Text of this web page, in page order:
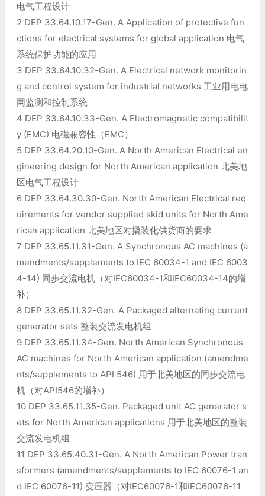
电气工程设计
2 DEP 33.64.10.17-Gen. A Application of protective fun
ctions for electrical systems for global application 电气
系统保护功能的应用
3 DEP 33.64.10.32-Gen. A Electrical network monitorin
g and control system for industrial networks 工业用电电
网监测和控制系统
4 DEP 33.64.10.33-Gen. A Electromagnetic compatibilit
y (EMC) 电磁兼容性（EMC）
5 DEP 33.64.20.10-Gen. A North American Electrical en
gineering design for North American application 北美地
区电气工程设计
6 DEP 33.64.30.30-Gen. North American Electrical req
uirements for vendor supplied skid units for North Ame
rican application 北美地区对撬装化供货商的要求
7 DEP 33.65.11.31-Gen. A Synchronous AC machines (a
mendments/supplements to IEC 60034-1 and IEC 6003
4-14) 同步交流电机（对IEC60034-1和IEC60034-14的增
补）
8 DEP 33.65.11.32-Gen. A Packaged alternating current
generator sets 整装交流发电机组
9 DEP 33.65.11.34-Gen. North American Synchronous
AC machines for North American application (amendme
nts/supplements to API 546) 用于北美地区的同步交流电
机（对API546的增补）
10 DEP 33.65.11.35-Gen. Packaged unit AC generator s
ets for North American applications 用于北美地区的整装
交流发电机组
11 DEP 33.65.40.31-Gen. A North American Power tran
sformers (amendments/supplements to IEC 60076-1 an
d IEC 60076-11) 变压器（对IEC60076-1和IEC60076-11